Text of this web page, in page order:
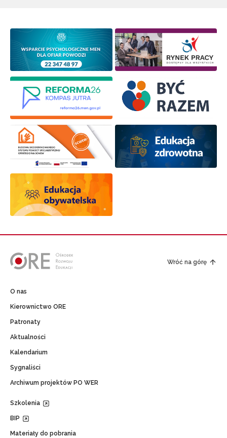
Wróć na górę
O nas
Kierownictwo ORE
Patronaty
Aktualności
Kalendarium
Sygnaliści
Archiwum projektów PO WER
Szkolenia
BIP
Materiały do pobrania